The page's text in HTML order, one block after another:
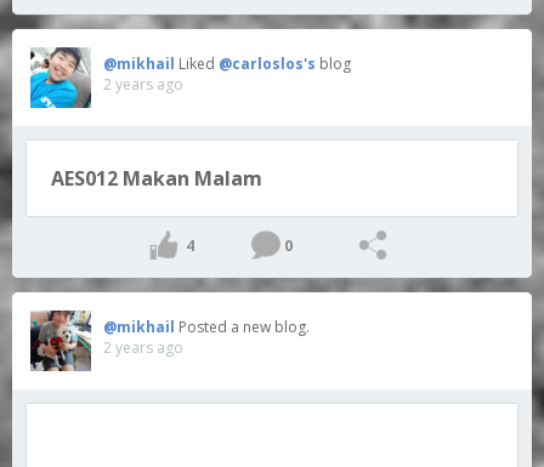
@mikhail Liked @carloslos's blog
2 years ago
AES012 Makan Malam
4 0
@mikhail Posted a new blog.
2 years ago